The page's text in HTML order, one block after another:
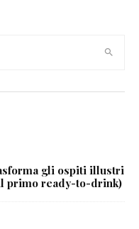
gli ospiti illustri
primo ready-to-drink)